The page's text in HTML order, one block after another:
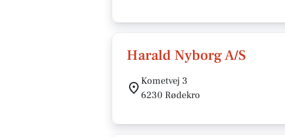
Harald Nyborg A/S
Kometvej 3
6230 Rødekro